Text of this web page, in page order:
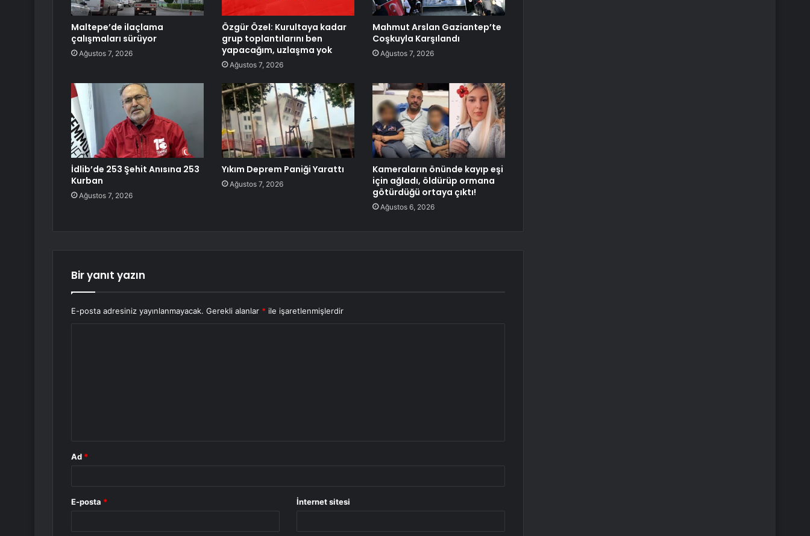
Maltepe’de ilaçlama
çalışmaları sürüyor
Ağustos 7, 2026
Özgür Özel: Kurultaya kadar
grup toplantılarını ben
yapacağım, uzlaşma yok
Ağustos 7, 2026
Mahmut Arslan Gaziantep’te
Coşkuyla Karşılandı
Ağustos 7, 2026
İdlib’de 253 Şehit Anısına 253
Kurban
Ağustos 7, 2026
Yıkım Deprem Paniği Yarattı
Ağustos 7, 2026
Kameraların önünde kayıp eşi
için ağladı, öldürüp ormana
götürdüğü ortaya çıktı!
Ağustos 6, 2026
Bir yanıt yazın
E-posta adresiniz yayınlanmayacak. Gerekli alanlar * ile işaretlenmişlerdir
Ad *
E-posta * İnternet sitesi